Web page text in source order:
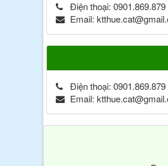
Điện thoại: 0901.869.879
Email:
Điện thoại: 0901.869.879
Email: